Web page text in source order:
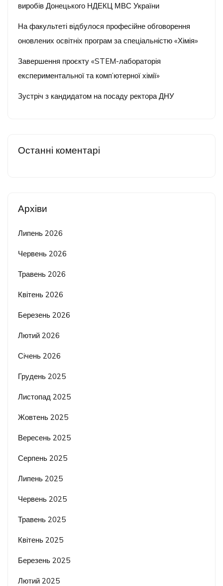
виробів Донецького НДЕКЦ МВС України
На факультеті відбулося професійне обговорення
оновлених освітніх програм за спеціальністю «Хімія»
Завершення проєкту «STEM-лабораторія
експериментальної та комп’ютерної хімії»
Зустріч з кандидатом на посаду ректора ДНУ
Останні коментарі
Архіви
Липень 2026
Червень 2026
Травень 2026
Квітень 2026
Березень 2026
Лютий 2026
Січень 2026
Грудень 2025
Листопад 2025
Жовтень 2025
Вересень 2025
Серпень 2025
Липень 2025
Червень 2025
Травень 2025
Квітень 2025
Березень 2025
Лютий 2025